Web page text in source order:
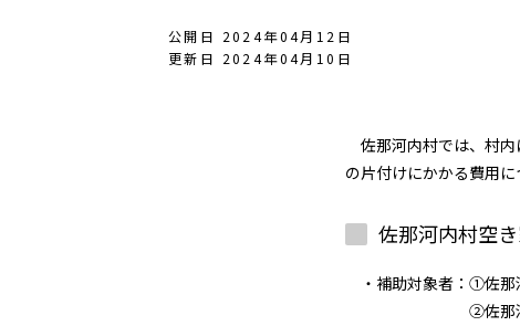
公開日 2024年04月12日
更新日 2024年04月10日
佐那河内村では、村内
の片付けにかかる費用に
佐那河内村空
・補助対象者：①佐那
②佐那河内村空き